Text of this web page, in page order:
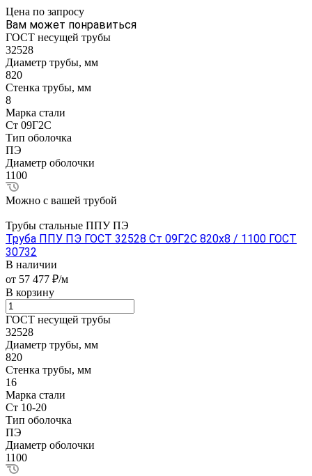
Цена по запросу
Вам может понравиться
ГОСТ несущей трубы
32528
Диаметр трубы, мм
820
Стенка трубы, мм
8
Марка стали
Ст 09Г2С
Тип оболочка
ПЭ
Диаметр оболочки
1100
Можно с вашей трубой
Трубы стальные ППУ ПЭ
Труба ППУ ПЭ ГОСТ 32528 Ст 09Г2С 820x8 / 1100 ГОСТ
30732
В наличии
от 57 477 ₽/м
В корзину
ГОСТ несущей трубы
32528
Диаметр трубы, мм
820
Стенка трубы, мм
16
Марка стали
Ст 10-20
Тип оболочка
ПЭ
Диаметр оболочки
1100